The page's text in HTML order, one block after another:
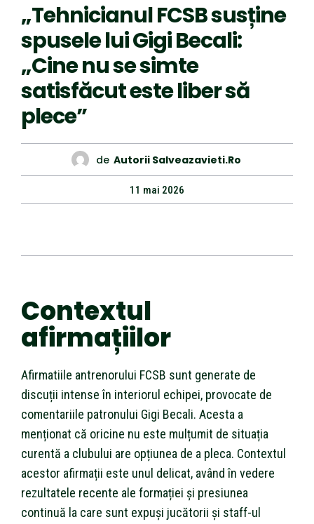
„Tehnicianul FCSB susține
spusele lui Gigi Becali:
„Cine nu se simte
satisfăcut este liber să
plece”
de Autorii Salveazavieti.ro
11 mai 2026
Contextul
afirmațiilor
Afirmatiile antrenorului FCSB sunt generate de
discuții intense în interiorul echipei, provocate de
comentariile patronului Gigi Becali. Acesta a
menționat că oricine nu este mulțumit de situația
curentă a clubului are opțiunea de a pleca. Contextul
acestor afirmații este unul delicat, având în vedere
rezultatele recente ale formației și presiunea
continuă la care sunt expuși jucătorii și staff-ul